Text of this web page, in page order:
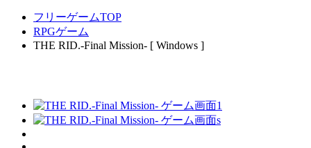
フリーゲームTOP
RPGゲーム
THE RID.-Final Mission- [ Windows ]